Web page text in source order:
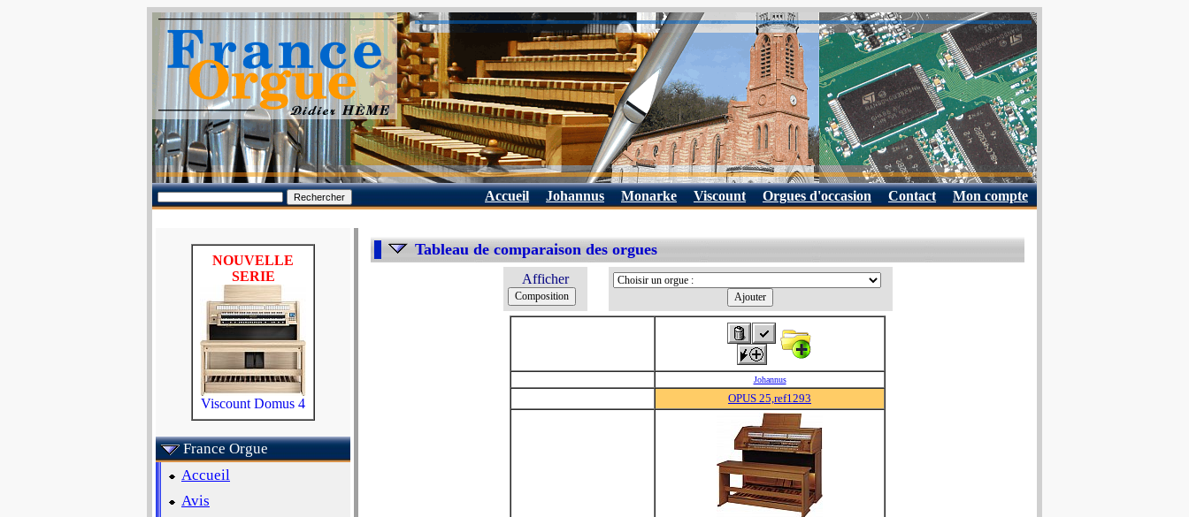
Accueil Johannus Monarke Viscount Orgues d'occasion Contact Mon compte
NOUVELLE
SERIE
Viscount Domus 4
France Orgue
Accueil
Avis
Tableau de comparaison des orgues
Afficher
Johannus
OPUS 25,ref1293